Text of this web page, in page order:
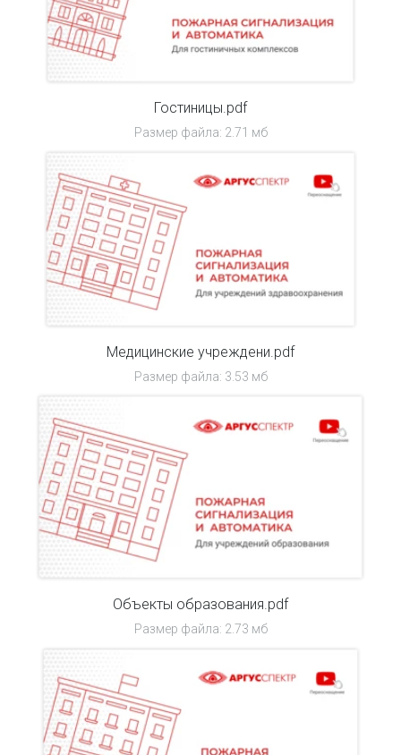
Гостиницы.pdf
Размер файла: 2.71 мб
Медицинские учреждени.pdf
Размер файла: 3.53 мб
Объекты образования.pdf
Размер файла: 2.73 мб